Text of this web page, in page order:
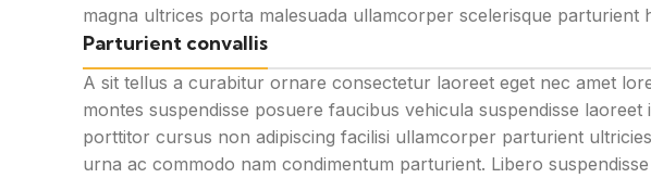
magna ultrices porta malesuada ullamcorper scelerisque parturient
Parturient convallis
A sit tellus a curabitur ornare consectetur laoreet eget nec amet
montes suspendisse posuere faucibus vehicula suspendisse laoreet
porttitor cursus non adipiscing facilisi ullamcorper parturient
urna ac commodo nam condimentum parturient. Libero